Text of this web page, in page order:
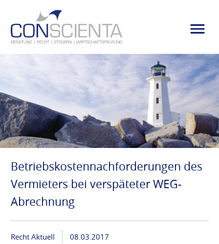
Betriebskostennachforderungen des
Vermieters bei verspäteter WEG-
Abrechnung
Recht Aktuell 08.03.2017